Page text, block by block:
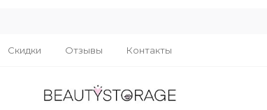
Скидки Отзывы Контакты